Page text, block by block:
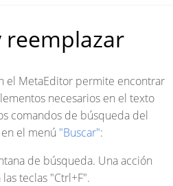
reemplazar
el MetaEditor permite encontrar
necesarios en el texto
comandos de búsqueda del
el menú "Buscar":
de búsqueda. Una acción
teclas "Ctrl+F".